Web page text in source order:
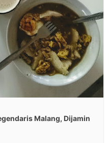
Malang, Dijamin